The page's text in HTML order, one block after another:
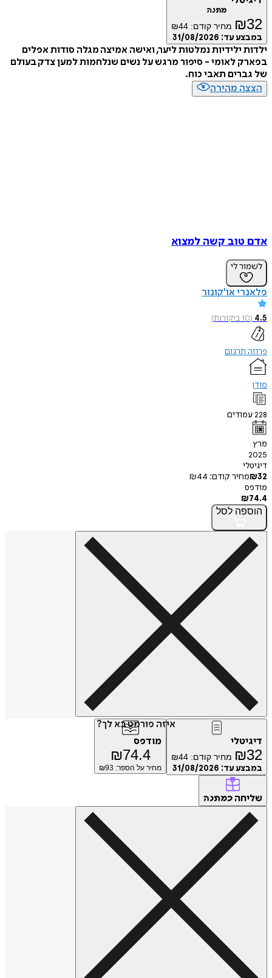
₪ מחיר קודם: ₪44
עד:31/08/2026
ילידיות נמלטות ליער, ואישה אמיצה מגלה סודות אפלים
לאומי - סיפור מרגש על נשים שנלחמות למען צדק בעולם
תאבי כוח.
מהירה
קשה למצוא
לי
או'קונור
ביקורות)
תרגום
קודם:
₪44
לסל
איזה פורמט בא לך?
₪ מחיר קודם: ₪44
עד:31/08/2026
מודפס
₪74.4
מחיר על הספר: ₪93
כמתנה